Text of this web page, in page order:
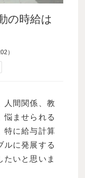
の時給は
）
人間関係、教
悩ませられる
特に給与計算
ルに発展する
たいと思いま